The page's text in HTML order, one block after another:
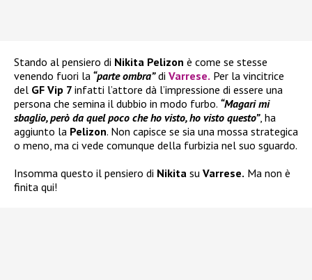
Stando al pensiero di Nikita Pelizon è come se stesse
venendo fuori la “parte ombra”di Varrese. Per la vincitrice
del GF Vip 7 infatti l’attore dà l’impressione di essere una
persona che semina il dubbio in modo furbo. “Magari mi
sbaglio, però da quel poco che ho visto, ho visto questo”, ha
aggiunto la Pelizon. Non capisce se sia una mossa strategica
o meno, ma ci vede comunque della furbizia nel suo sguardo.
Insomma questo il pensiero di Nikita su Varrese. Ma non è
finita qui!